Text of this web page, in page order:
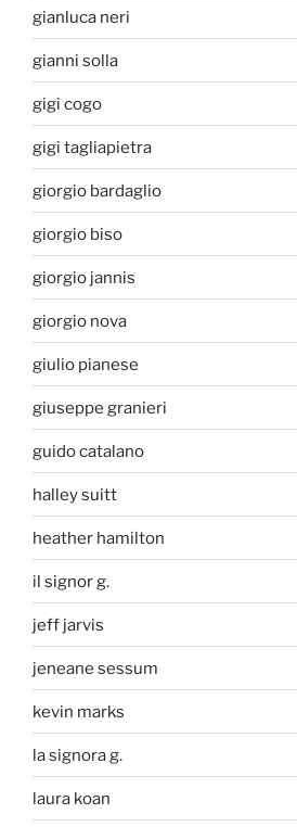
gianluca neri
gianni solla
gigi cogo
gigi tagliapietra
giorgio bardaglio
giorgio biso
giorgio jannis
giorgio nova
giulio pianese
giuseppe granieri
guido catalano
halley suitt
heather hamilton
il signor g.
jeff jarvis
jeneane sessum
kevin marks
la signora g.
laura koan